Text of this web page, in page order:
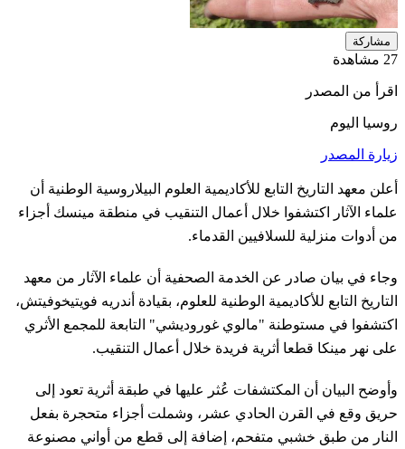
مشاركة
27 مشاهدة
اقرأ من المصدر
روسيا اليوم
زيارة المصدر
أعلن معهد التاريخ التابع للأكاديمية العلوم البيلاروسية الوطنية أن
علماء الآثار اكتشفوا خلال أعمال التنقيب في منطقة مينسك أجزاء
من أدوات منزلية للسلافيين القدماء.
وجاء في بيان صادر عن الخدمة الصحفية أن علماء الآثار من معهد
التاريخ التابع للأكاديمية الوطنية للعلوم، بقيادة أندريه فويتيخوفيتش،
اكتشفوا في مستوطنة "مالوي غوروديشي" التابعة للمجمع الأثري
على نهر مينكا قطعا أثرية فريدة خلال أعمال التنقيب.
وأوضح البيان أن المكتشفات عُثر عليها في طبقة أثرية تعود إلى
حريق وقع في القرن الحادي عشر، وشملت أجزاء متحجرة بفعل
النار من طبق خشبي متفحم، إضافة إلى قطع من أواني مصنوعة